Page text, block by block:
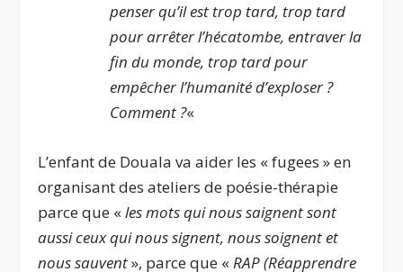
penser qu’il est trop tard, trop tard
pour arrêter l’hécatombe, entraver la
fin du monde, trop tard pour
empêcher l’humanité d’exploser ?
Comment ?«
L’enfant de Douala va aider les « fugees » en
organisant des ateliers de poésie-thérapie
parce que «les mots qui nous saignent sont
aussi ceux qui nous signent, nous soignent et
nous sauvent», parce que «RAP (Réapprendre